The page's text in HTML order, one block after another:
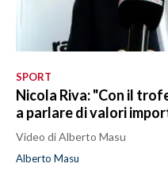
SPORT
Nicola Riva: "Con il
a parlare di valori
Video di Alberto Masu
Alberto Masu